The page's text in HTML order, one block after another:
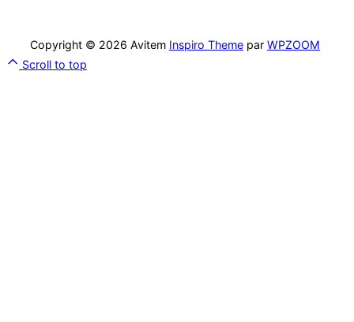
Copyright © 2026 Avitem Inspiro Theme par WPZOOM
Scroll to top